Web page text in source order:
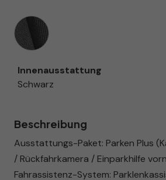
Innenausstattung
Innenausstattung
Schwarz
Beschreibung
Ausstattungs-Paket: Parken Plus
/ Rückfahrkamera / Einparkhilfe
Fahrassistenz-System: